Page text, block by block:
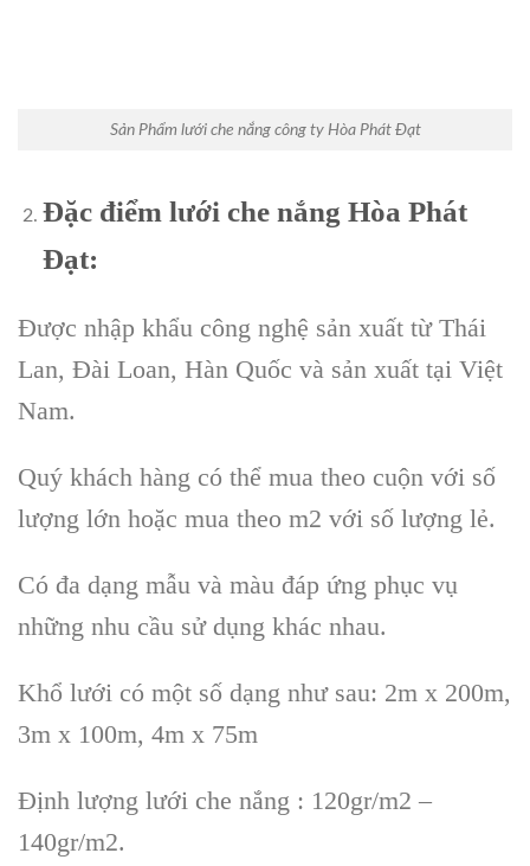
Sản Phẩm lưới che nắng công ty Hòa Phát Đạt
Đặc điểm lưới che nắng Hòa Phát
Đạt:
Được nhập khẩu công nghệ sản xuất từ Thái
Lan, Đài Loan, Hàn Quốc và sản xuất tại Việt
Nam.
Quý khách hàng có thể mua theo cuộn với số
lượng lớn hoặc mua theo m2 với số lượng lẻ.
Có đa dạng mẫu và màu đáp ứng phục vụ
những nhu cầu sử dụng khác nhau.
Khổ lưới có một số dạng như sau: 2m x 200m,
3m x 100m, 4m x 75m
Định lượng lưới che nắng : 120gr/m2 –
140gr/m2.